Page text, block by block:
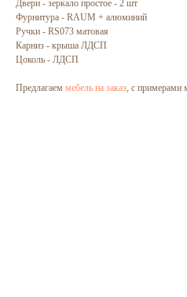
Двери - зеркало простое - 2 шт
Фурнитура - RAUM + алюминий
Ручки - RS073 матовая
Карниз - крыша ЛДСП
Цоколь - ЛДСП
Предлагаем мебель на заказ, с примерами